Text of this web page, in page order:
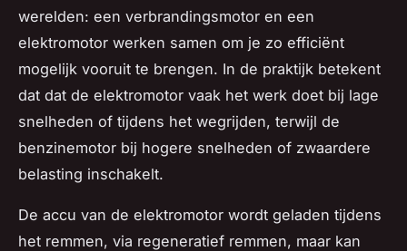
werelden: een verbrandingsmotor en een
elektromotor werken samen om je zo efficiënt
mogelijk vooruit te brengen. In de praktijk betekent
dat dat de elektromotor vaak het werk doet bij lage
snelheden of tijdens het wegrijden, terwijl de
benzinemotor bij hogere snelheden of zwaardere
belasting inschakelt.
De accu van de elektromotor wordt geladen tijdens
het remmen, via regeneratief remmen, maar kan